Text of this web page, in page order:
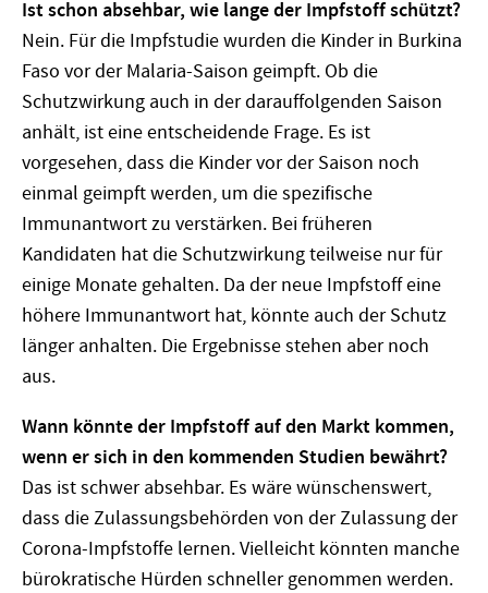
Ist schon absehbar, wie lange der Impfstoff schützt?
Nein. Für die Impfstudie wurden die Kinder in Burkina
Faso vor der Malaria-Saison geimpft. Ob die
Schutzwirkung auch in der darauffolgenden Saison
anhält, ist eine entscheidende Frage. Es ist
vorgesehen, dass die Kinder vor der Saison noch
einmal geimpft werden, um die spezifische
Immunantwort zu verstärken. Bei früheren
Kandidaten hat die Schutzwirkung teilweise nur für
einige Monate gehalten. Da der neue Impfstoff eine
höhere Immunantwort hat, könnte auch der Schutz
länger anhalten. Die Ergebnisse stehen aber noch
aus.
Wann könnte der Impfstoff auf den Markt kommen,
wenn er sich in den kommenden Studien bewährt?
Das ist schwer absehbar. Es wäre wünschenswert,
dass die Zulassungsbehörden von der Zulassung der
Corona-Impfstoffe lernen. Vielleicht könnten manche
bürokratische Hürden schneller genommen werden.